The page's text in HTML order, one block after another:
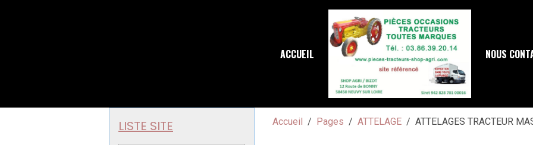
ACCUEIL NOUS
Accueil Pages ATTELAGE ATTELAGES TRACTEUR
LISTE SITE